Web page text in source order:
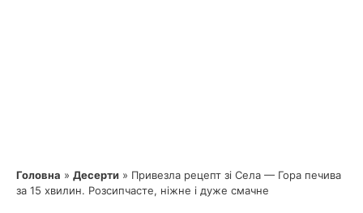
Головна » Десерти » Привезла рецепт зі Села — Гора печива
за 15 хвилин. Розсипчасте, ніжне і дуже смачне